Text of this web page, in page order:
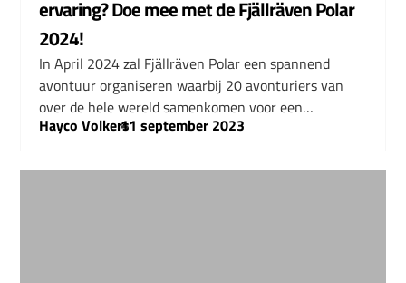
ervaring? Doe mee met de Fjällräven Polar
2024!
In April 2024 zal Fjällräven Polar een spannend
avontuur organiseren waarbij 20 avonturiers van
over de hele wereld samenkomen voor een…
Hayco Volkers
–
11 september 2023